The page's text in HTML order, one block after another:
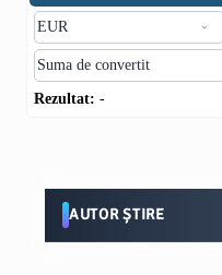
Rezultat: -
AUTOR ȘTIRE